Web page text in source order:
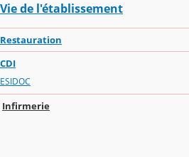
Vie de l'établissement
Restauration
CDI
ESIDOC
Infirmerie